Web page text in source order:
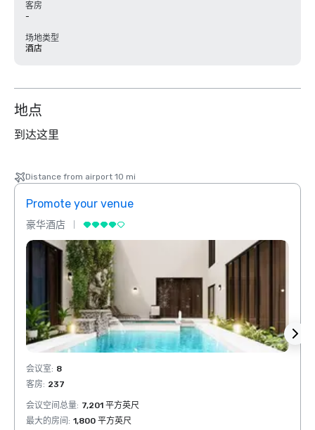
客房
-
场地类型
酒店
地点
到达这里
Distance from airport 10 mi
Promote your venue
豪华酒店
会议室: 8
客房: 237
会议空间总量: 7,201 平方英尺
最大的房间 : 1,800 平方英尺